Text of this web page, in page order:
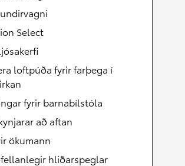
Select
loftpúða fyrir farþega í
fyrir barnabílstóla
að aftan
ökumann
hliðarspeglar